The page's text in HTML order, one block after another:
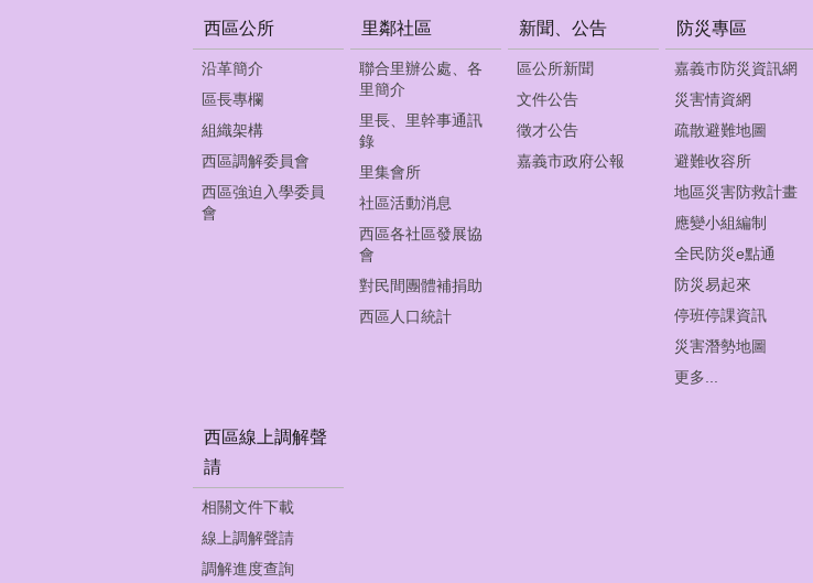
西區公所
沿革簡介
區長專欄
組織架構
西區調解委員會
西區強迫入學委員
會
里鄰社區
聯合里辦公處、各
里簡介
里長、里幹事通訊
錄
里集會所
社區活動消息
西區各社區發展協
會
對民間團體補捐助
西區人口統計
新聞、公告
區公所新聞
文件公告
徵才公告
嘉義市政府公報
防災專區
嘉義市防災資訊網
災害情資網
疏散避難地圖
避難收容所
地區災害防救計畫
應變小組編制
全民防災e點通
防災易起來
停班停課資訊
災害潛勢地圖
更多...
西區線上調解聲
請
相關文件下載
線上調解聲請
調解進度查詢